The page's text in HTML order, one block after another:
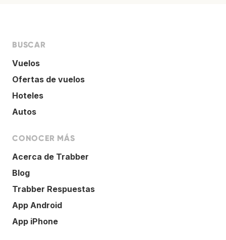
BUSCAR
Vuelos
Ofertas de vuelos
Hoteles
Autos
CONOCER MÁS
Acerca de Trabber
Blog
Trabber Respuestas
App Android
App iPhone